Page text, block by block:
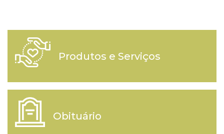
Produtos e Serviços
Obituário